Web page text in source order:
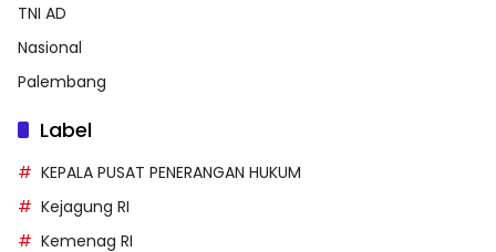
TNI AD
Nasional
Palembang
Label
KEPALA PUSAT PENERANGAN HUKUM
Kejagung RI
Kemenag RI